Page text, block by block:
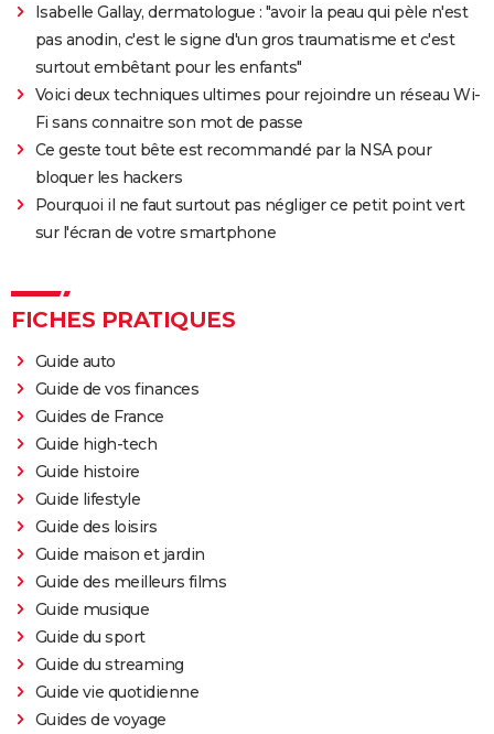
Isabelle Gallay, dermatologue : "avoir la peau qui pèle n'est
pas anodin, c'est le signe d'un gros traumatisme et c'est
surtout embêtant pour les enfants"
Voici deux techniques ultimes pour rejoindre un réseau Wi-
Fi sans connaitre son mot de passe
Ce geste tout bête est recommandé par la NSA pour
bloquer les hackers
Pourquoi il ne faut surtout pas négliger ce petit point vert
sur l'écran de votre smartphone
FICHES PRATIQUES
Guide auto
Guide de vos finances
Guides de France
Guide high-tech
Guide histoire
Guide lifestyle
Guide des loisirs
Guide maison et jardin
Guide des meilleurs films
Guide musique
Guide du sport
Guide du streaming
Guide vie quotidienne
Guides de voyage